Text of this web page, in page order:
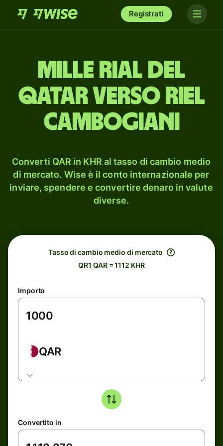
Registrati
mille rial del
Qatar verso riel
cambogiani
Converti QAR in KHR al tasso di cambio medio
di mercato. Wise è il conto internazionale per
inviare, spendere e convertire denaro in valute
diverse.
Tasso di cambio medio di mercato
QR1 QAR = 1112 KHR
Importo
QAR
Convertito in